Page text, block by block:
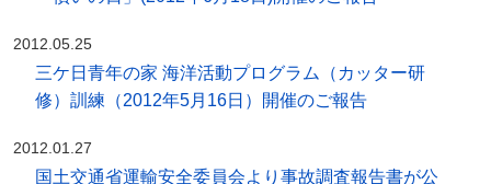
2012.05.25
三ケ日青年の家 海洋活動プログラム（カッター研
修）訓練（2012年5月16日）開催のご報告
2012.01.27
国土交通省運輸安全委員会より事故調査報告書が公